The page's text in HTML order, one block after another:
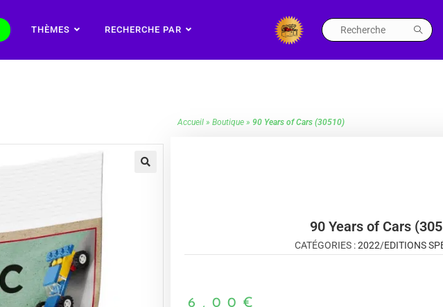
THÈMES RECHERCHE PAR
Accueil » Boutique » 90 Years of Cars (30510)
90 Years of Cars
CATÉGORIES :2022/EDITIONS
6,00 €